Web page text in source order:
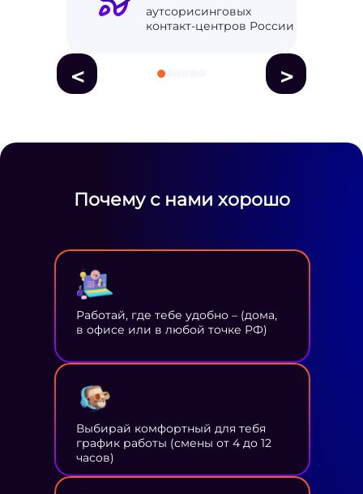
аутсорисинговых
контакт-центров России
< >
Почему с нами хорошо
Работай, где тебе удобно – (дома,
в офисе или в любой точке РФ)
Выбирай комфортный для тебя
график работы (смены от 4 до 12
часов)